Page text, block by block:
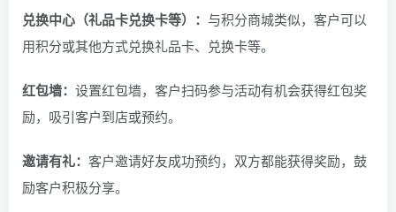
兑换中心（礼品卡兑换卡等）： 与积分商城类似，客户可以
用积分或其他方式兑换礼品卡、兑换卡等。
红包墙： 设置红包墙，客户扫码参与活动有机会获得红包奖
励，吸引客户到店或预约。
邀请有礼： 客户邀请好友成功预约，双方都能获得奖励，鼓
励客户积极分享。